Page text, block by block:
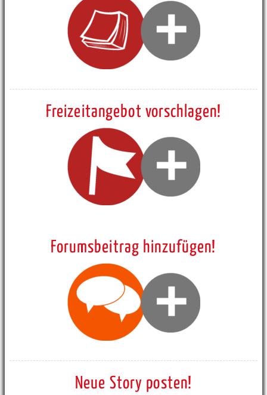
Freizeitangebot vorschlagen!
Forumsbeitrag hinzufügen!
Neue Story posten!